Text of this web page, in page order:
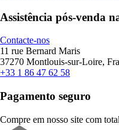
Assistência pós-venda
Contacte-nos
11 rue Bernard Maris
37270 Montlouis-sur-Loire,
+33 1 86 47 62 58
Pagamento seguro
Compre em nosso site com